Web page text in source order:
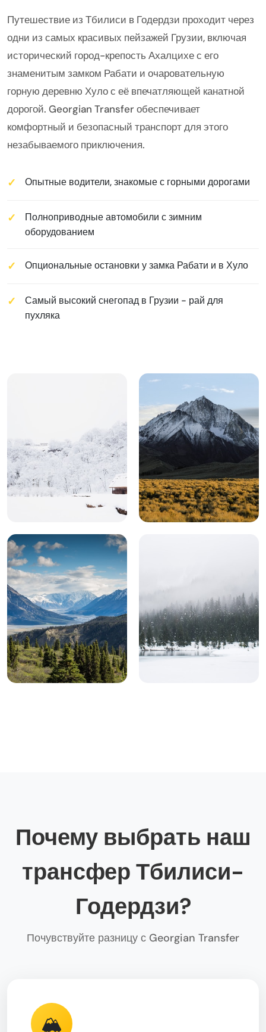
Путешествие из Тбилиси в Годердзи проходит через
одни из самых красивых пейзажей Грузии, включая
исторический город-крепость Ахалцихе с его
знаменитым замком Рабати и очаровательную
горную деревню Хуло с её впечатляющей канатной
дорогой. Georgian Transfer обеспечивает
комфортный и безопасный транспорт для этого
незабываемого приключения.
Опытные водители, знакомые с горными дорогами
Полноприводные автомобили с зимним
оборудованием
Опциональные остановки у замка Рабати и в Хуло
Самый высокий снегопад в Грузии - рай для
пухляка
Почему выбрать наш
трансфер Тбилиси-
Годердзи?
Почувствуйте разницу с Georgian Transfer
🏔️